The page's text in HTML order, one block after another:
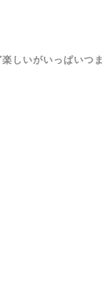
いがいっぱいつま